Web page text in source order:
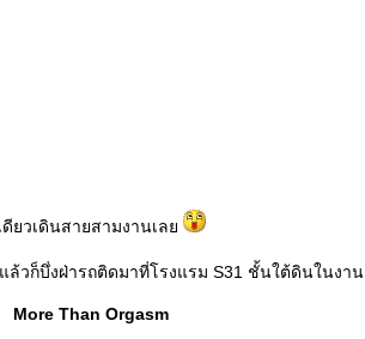
ดียวเดินสายสามงานเล
ล้วก็บึ่งฝ่ารถติดมาที่โรงแรม S31 ชั้นใต้ดินในงาน
More Than Orgasm